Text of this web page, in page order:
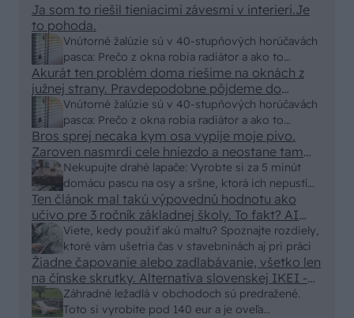
Vnútorné žalúzie sú v 40-stupňových horúčavách
pasca: Prečo z okna robia radiátor a ako to
vyriešiť za pár eur?
Ja som to riešil tieniacimi závesmi v interieri.Je
to pohoda.
Vnútorné žalúzie sú v 40-stupňových horúčavách
pasca: Prečo z okna robia radiátor a ako to
vyriešiť za pár eur?
Akurát ten problém doma riešime na oknách z
južnej strany. Pravdepodobne pôjdeme do
vonkajšieho tienenia na spôsob markízy
250x150cm. Čínsky predajcovia idú okolo 100
eur kus.
Nekupujte drahé lapače: Vyrobte si za 5 minút
domácu pascu na osy a sršne, ktorá ich nepustí
von
Bros sprej necaka kym osa vypije moje pivo.
Zaroven nasmrdi cele hniezdo a neostane tam
nic zive. Vasa pasca naucinke moc efektivne.
Skor pritiahne slimaky
Viete, kedy použiť akú maltu? Spoznajte rozdiely,
ktoré vám ušetria čas v stavebninách aj pri práci
Ten článok mal takú výpovednú hodnotu ako
učivo pre 3 ročník základnej školy. To fakt? AI
alebo nejaka kniha z VŠ? Dnešné rychlotvrdnuce
malty - pevnosť 40 Mpa a doba schnutia tak 15
minut , k tomu vodotesné s kryštálikou. A rozdiel
- schnutie a zretie. Nič?
Záhradné ležadlá v obchodoch sú predražené.
Toto si vyrobíte pod 140 eur a je oveľa
Žiadne čapovanie alebo zadlabávanie, všetko len
na čínske skrutky. Alternatíva slovenskej IKEI -
čo sa týka pevnosti. Autor si nedal veľa námahy s
remeselným spracovaním, škoda. No lepšie než